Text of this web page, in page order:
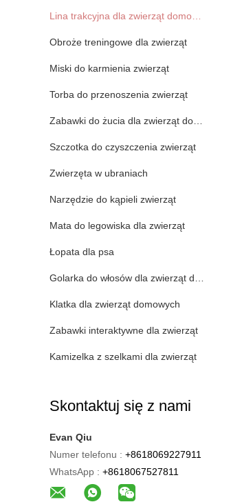
Lina trakcyjna dla zwierząt domowych
Obroże treningowe dla zwierząt
Miski do karmienia zwierząt
Torba do przenoszenia zwierząt
Zabawki do żucia dla zwierząt domowych
Szczotka do czyszczenia zwierząt
Zwierzęta w ubraniach
Narzędzie do kąpieli zwierząt
Mata do legowiska dla zwierząt
Łopata dla psa
Golarka do włosów dla zwierząt domowych
Klatka dla zwierząt domowych
Zabawki interaktywne dla zwierząt
Kamizelka z szelkami dla zwierząt
Skontaktuj się z nami
Evan Qiu
Numer telefonu : +8618069227911
WhatsApp : +8618067527811